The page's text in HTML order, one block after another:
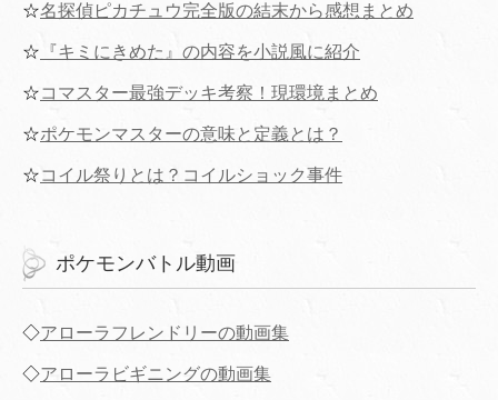
☆名探偵ピカチュウ完全版の結末から感想まとめ
☆ 『キミにきめた』の内容を小説風に紹介
☆コマスター最強デッキ考察！現環境まとめ
☆ポケモンマスターの意味と定義とは？
☆コイル祭りとは？コイルショック事件
ポケモンバトル動画
◇アローラフレンドリーの動画集
◇アローラビギニングの動画集